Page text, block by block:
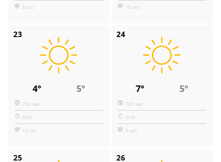
8 м/с
18 м/с
23
4° 5°
765 мм
65%
16 м/с
24
7° 5°
769 мм
56%
6 м/с
25 26